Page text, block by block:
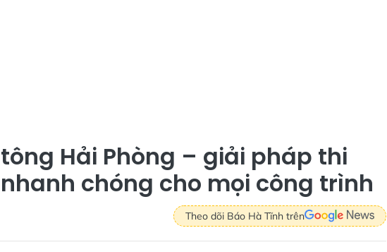
Hải Phòng – giải pháp thi
chóng cho mọi công trình
Theo dõi Báo Hà Tĩnh trên